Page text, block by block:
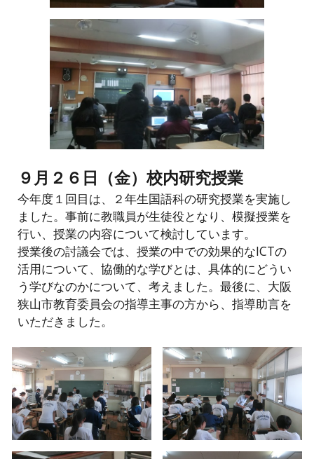
９月２６日（金）校内研究授業
今年度１回目は、２年生国語科の研究授業を実施し
ました。事前に教職員が生徒役となり、模擬授業を
行い、授業の内容について検討しています。
授業後の討議会では、授業の中での効果的なICTの
活用について、協働的な学びとは、具体的にどうい
う学びなのかについて、考えました。最後に、大阪
狭山市教育委員会の指導主事の方から、指導助言を
いただきました。